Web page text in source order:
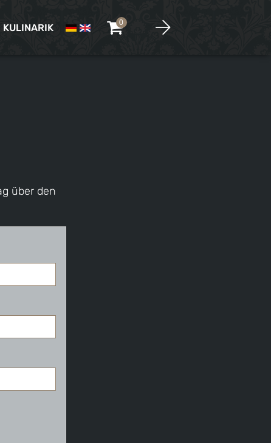
KULINARIK 0
über den